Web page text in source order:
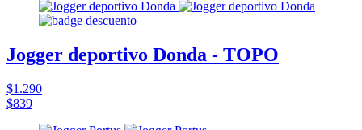
Jogger deportivo Donda - TOPO
$1.290
$839